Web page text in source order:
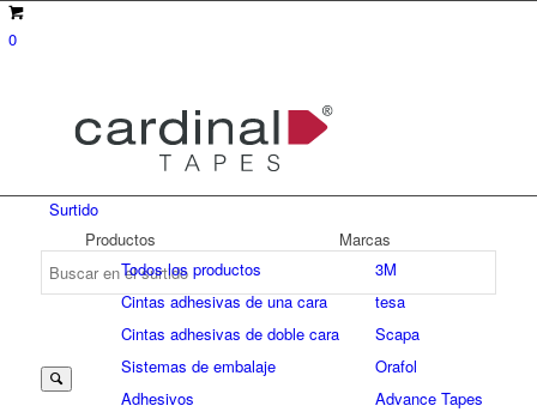
0
Surtido
Productos
Todos los productos
Cintas adhesivas de una cara
Cintas adhesivas de doble cara
Sistemas de embalaje
Adhesivos
Marcas
3M
tesa
Scapa
Orafol
Advance Tapes